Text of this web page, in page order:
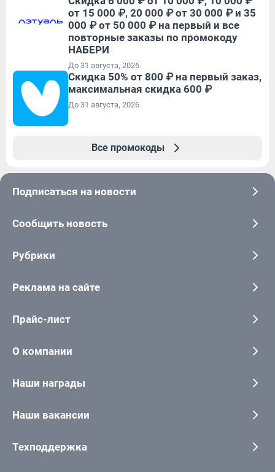
от 15 000 ₽, 20 000 ₽ от 30 000 ₽ и 35
000 ₽ от 50 000 ₽ на первый и все
повторные заказы по промокоду
НАБЕРИ
До 31 августа, 2026
Скидка 50% от 800 ₽ на первый заказ,
максимальная скидка 600 ₽
До 31 августа, 2026
Все промокоды
Подписаться на новости
Сообщить новость
Рубрики
Реклама на сайте
Прайс-лист
О компании
Наши награды
Наши вакансии
Техподдержка